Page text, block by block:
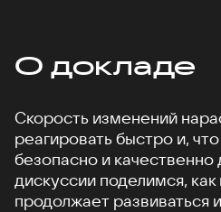
О докладе
Скорость изменений
реагировать быстро и,
безопасно и качественно
дискуссии поделимся, как
продолжает развиваться